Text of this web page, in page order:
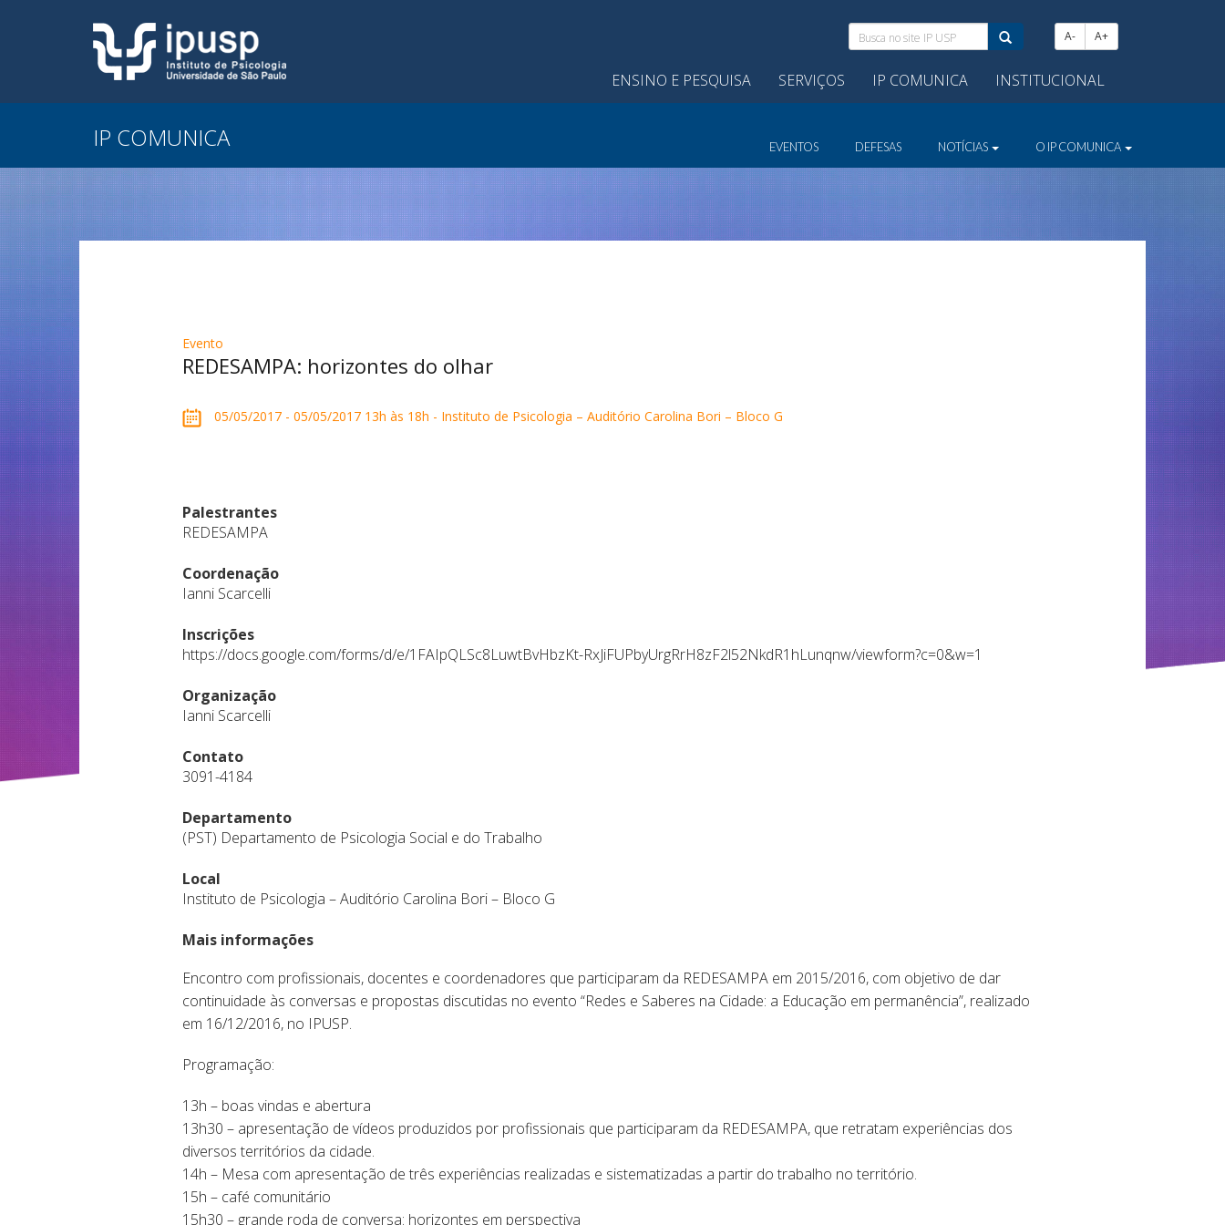
Busca
no
site
IP
A- A+
ENSINO E PESQUISA SERVIÇOS IP COMUNICA INSTITUCIONAL
IP COMUNICA EVENTOS DEFESAS NOTÍCIAS O IP COMUNICA
Evento
REDESAMPA: horizontes do olhar
05/05/2017 - 05/05/2017 13h às 18h - Instituto de Psicologia – Auditório Carolina Bori – Bloco G
Palestrantes
REDESAMPA
Coordenação
Ianni Scarcelli
Inscrições
https://docs.google.com/forms/d/e/1FAIpQLSc8LuwtBvHbzKt-RxJiFUPbyUrgRrH8zF2l52NkdR1hLunqnw/viewform?c=0&w=1
Organização
Ianni Scarcelli
Contato
3091-4184
Departamento
(PST) Departamento de Psicologia Social e do Trabalho
Local
Instituto de Psicologia – Auditório Carolina Bori – Bloco G
Mais informações
Encontro com profissionais, docentes e coordenadores que participaram da REDESAMPA em 2015/2016, com objetivo de dar
continuidade às conversas e propostas discutidas no evento “Redes e Saberes na Cidade: a Educação em permanência”, realizado
em 16/12/2016, no IPUSP.
Programação:
13h – boas vindas e abertura
13h30 – apresentação de vídeos produzidos por profissionais que participaram da REDESAMPA, que retratam experiências dos
diversos territórios da cidade.
14h – Mesa com apresentação de três experiências realizadas e sistematizadas a partir do trabalho no território.
15h – café comunitário
15h30 – grande roda de conversa: horizontes em perspectiva